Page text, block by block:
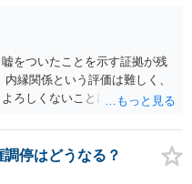
訴インセンティブが働きにく
二枚舌を避けつつ、勝訴イン
の主張額を鵜呑みにした排除
て反対の立場であれば、２～
がいくらくらいかを提示した
なので、やはり難点がありま
をついたことを示す証拠が残
縁関係という評価は難しく、
ろしくないことにご留意なさ
停はどうなる？